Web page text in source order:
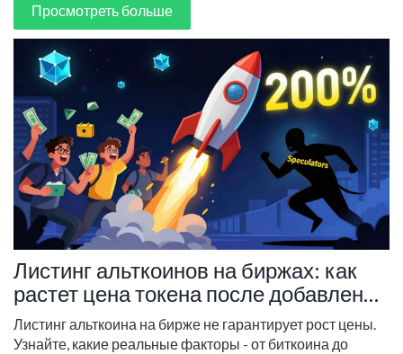
Просмотреть больше
Листинг альткоинов на биржах: как
растет цена токена после добавления
на биржу
Листинг альткоина на бирже не гарантирует рост цены.
Узнайте, какие реальные факторы - от биткоина до